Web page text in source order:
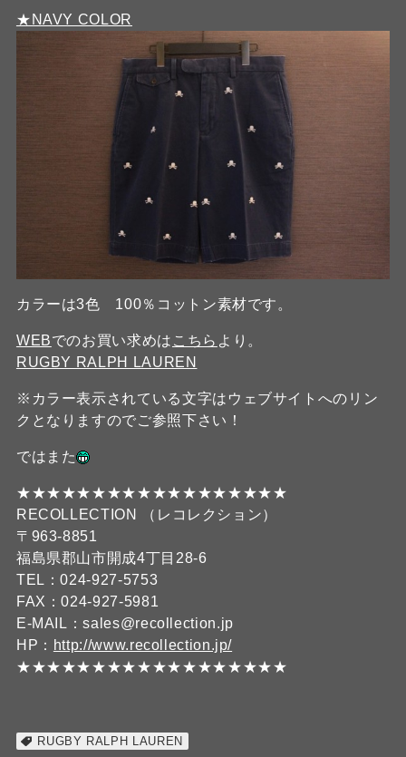
★NAVY COLOR
カラーは3色 100％コットン素材です。
WEBでのお買い求めは こちら より。
RUGBY RALPH LAUREN
※カラー表示されている文字はウェブサイトへのリン
クとなりますのでご参照下さい！
ではまた
★★★★★★★★★★★★★★★★★★
RECOLLECTION （レコレクション）
〒963-8851
福島県郡山市開成4丁目28-6
TEL：024-927-5753
FAX：024-927-5981
E-MAIL：sales@recollection.jp
HP： http://www.recollection.jp/
★★★★★★★★★★★★★★★★★★
RUGBY RALPH LAUREN